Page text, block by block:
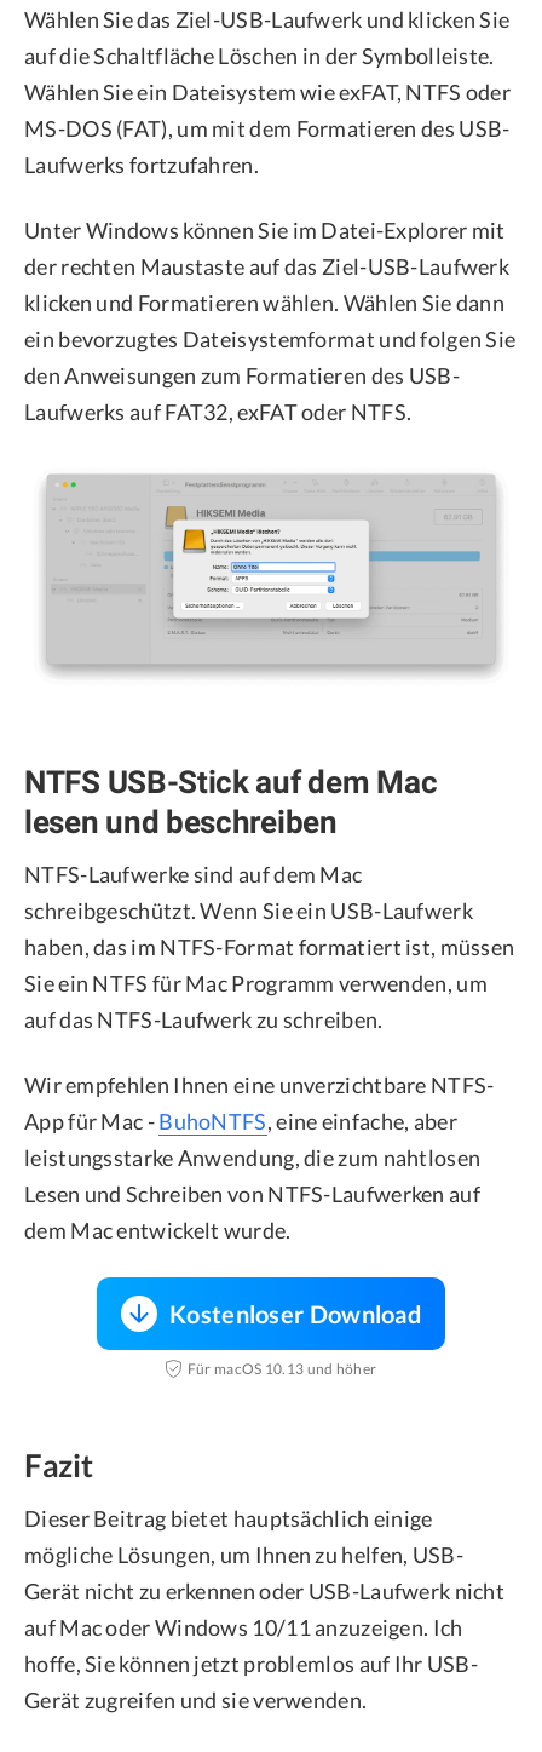
Wählen Sie das Ziel-USB-Laufwerk und klicken Sie
auf die Schaltfläche Löschen in der Symbolleiste.
Wählen Sie ein Dateisystem wie exFAT, NTFS oder
MS-DOS (FAT), um mit dem Formatieren des USB-
Laufwerks fortzufahren.
Unter Windows können Sie im Datei-Explorer mit
der rechten Maustaste auf das Ziel-USB-Laufwerk
klicken und Formatieren wählen. Wählen Sie dann
ein bevorzugtes Dateisystemformat und folgen Sie
den Anweisungen zum Formatieren des USB-
Laufwerks auf FAT32, exFAT oder NTFS.
NTFS USB-Stick auf dem Mac
lesen und beschreiben
NTFS-Laufwerke sind auf dem Mac
schreibgeschützt. Wenn Sie ein USB-Laufwerk
haben, das im NTFS-Format formatiert ist, müssen
Sie ein NTFS für Mac Programm verwenden, um
auf das NTFS-Laufwerk zu schreiben.
Wir empfehlen Ihnen eine unverzichtbare NTFS-
App für Mac -BuhoNTFS, eine einfache, aber
leistungsstarke Anwendung, die zum nahtlosen
Lesen und Schreiben von NTFS-Laufwerken auf
dem Mac entwickelt wurde.
Kostenloser Download
Für macOS 10.13 und höher
Fazit
Dieser Beitrag bietet hauptsächlich einige
mögliche Lösungen, um Ihnen zu helfen, USB-
Gerät nicht zu erkennen oder USB-Laufwerk nicht
auf Mac oder Windows 10/11 anzuzeigen. Ich
hoffe, Sie können jetzt problemlos auf Ihr USB-
Gerät zugreifen und sie verwenden.